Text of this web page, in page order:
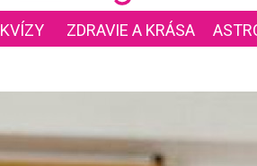
KVÍZY ZDRAVIE A KRÁSA